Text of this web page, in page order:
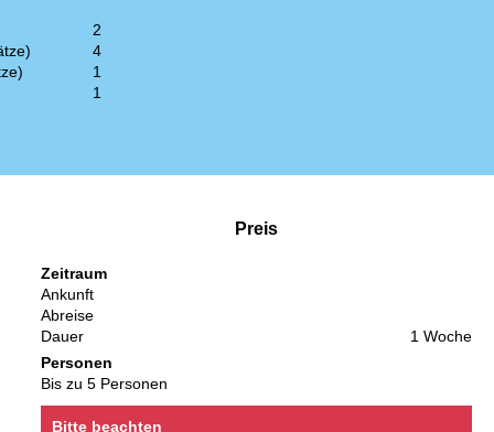
2
4
1
1
Preis
Zeitraum
Ankunft
Abreise
Dauer
1 Woche
Personen
Bis zu 5 Personen
Bitte beachten